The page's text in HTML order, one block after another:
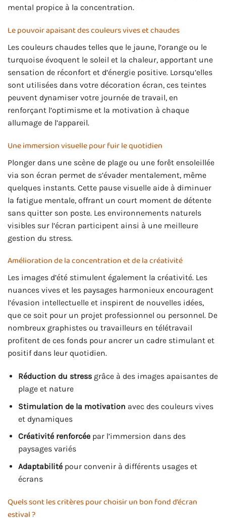
mental propice à la concentration.
Le pouvoir apaisant des couleurs vives et chaudes
Les couleurs chaudes telles que le jaune, l’orange ou le
turquoise évoquent le soleil et la chaleur, apportant une
sensation de réconfort et d’énergie positive. Lorsqu’elles
sont utilisées dans votre décoration écran, ces teintes
peuvent dynamiser votre journée de travail, en
renforçant l’optimisme et la motivation à chaque
allumage de l’appareil.
Une immersion visuelle pour fuir le quotidien
Plonger dans une scène de plage ou une forêt ensoleillée
via son écran permet de s’évader mentalement, même
quelques instants. Cette pause visuelle aide à diminuer
la fatigue mentale, offrant un court moment de détente
sans quitter son poste. Les environnements naturels
visibles sur l’écran participent ainsi à une meilleure
gestion du stress.
Amélioration de la concentration et de la créativité
Les images d’été stimulent également la créativité. Les
nuances vives et les paysages harmonieux encouragent
l’évasion intellectuelle et inspirent de nouvelles idées,
que ce soit pour un projet professionnel ou personnel. De
nombreux graphistes ou travailleurs en télétravail
profitent de ces fonds pour ancrer un cadre stimulant et
positif dans leur quotidien.
Réduction du stressgrâce à des images apaisantes de
plage et nature
Stimulation de la motivation avec des couleurs vives
et dynamiques
Créativité renforcéepar l’immersion dans des
paysages variés
Adaptabilitépour convenir à différents usages et
écrans
Quels sont les critères pour choisir un bon fond d’écran
estival ?